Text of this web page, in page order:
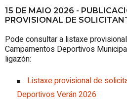
15 DE MAIO 2026 -
PROVISIONAL DE
Pode consultar a listaxe
Campamentos Deportivos
ligazón:
Listaxe provisional de
Deportivos Verán 2026